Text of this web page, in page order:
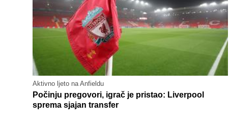
Aktivno ljeto na Anfieldu
Počinju pregovori, igrač je pristao: Liverpool
sprema sjajan transfer